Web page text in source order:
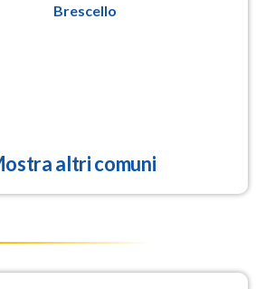
Brescello
altri comuni